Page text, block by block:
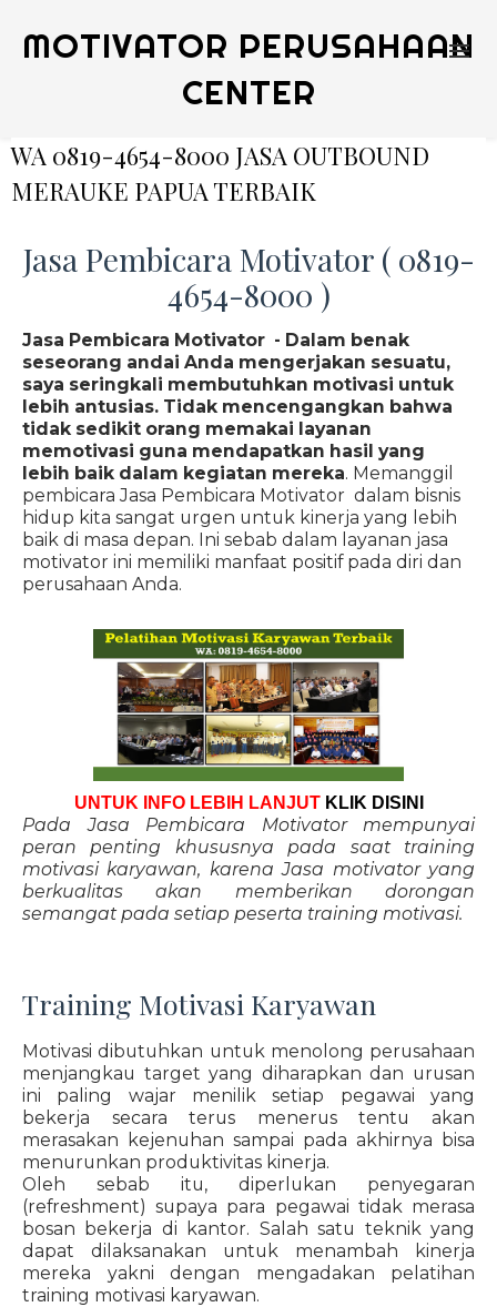
MOTIVATOR PERUSAHAAN
CENTER
WA 0819-4654-8000 JASA OUTBOUND
MERAUKE PAPUA TERBAIK
Jasa Pembicara Motivator ( 0819-
4654-8000 )
Jasa Pembicara Motivator - Dalam benak
seseorang andai Anda mengerjakan sesuatu,
saya seringkali membutuhkan motivasi untuk
lebih antusias. Tidak mencengangkan bahwa
tidak sedikit orang memakai layanan
memotivasi guna mendapatkan hasil yang
lebih baik dalam kegiatan mereka. Memanggil
pembicara Jasa Pembicara Motivator dalam bisnis
hidup kita sangat urgen untuk kinerja yang lebih
baik di masa depan. Ini sebab dalam layanan jasa
motivator ini memiliki manfaat positif pada diri dan
perusahaan Anda.
UNTUK INFO LEBIH LANJUT KLIK DISINI
Pada Jasa Pembicara Motivator mempunyai
peran penting khususnya pada saat training
motivasi karyawan, karena Jasa motivator yang
berkualitas akan memberikan dorongan
semangat pada setiap peserta training motivasi.
Training Motivasi Karyawan
Motivasi dibutuhkan untuk menolong perusahaan
menjangkau target yang diharapkan dan urusan
ini paling wajar menilik setiap pegawai yang
bekerja secara terus menerus tentu akan
merasakan kejenuhan sampai pada akhirnya bisa
menurunkan produktivitas kinerja.
Oleh sebab itu, diperlukan penyegaran
(refreshment) supaya para pegawai tidak merasa
bosan bekerja di kantor. Salah satu teknik yang
dapat dilaksanakan untuk menambah kinerja
mereka yakni dengan mengadakan pelatihan
training motivasi karyawan.